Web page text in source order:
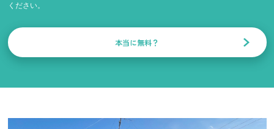
ください。
本当に無料？